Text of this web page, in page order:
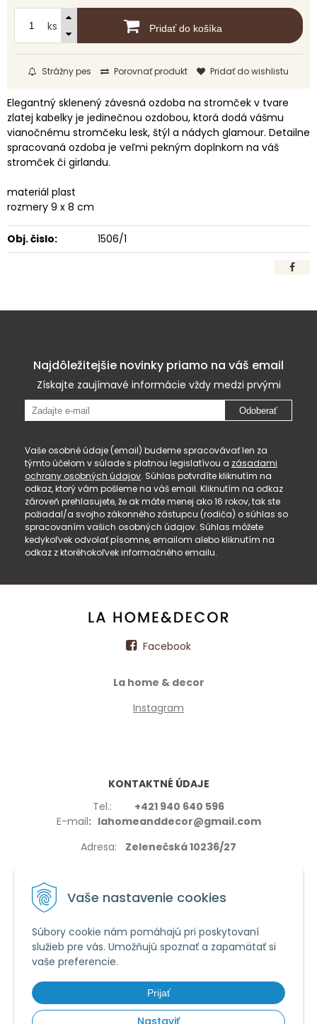
Vaše nastavenie cookies
Súbory cookie nám pomáhajú pri poskytovaní
služieb pre vás. Umožňujú spoznať a zapamätať si
vaše preferencie.
Prijať
Nastaviť
ks Pridať do košíka
Strážny pes Porovnať produkt Pridať do wishlistu
Elegantný sklenený závesná ozdoba na stromček v tvare
zlatej kabelky je jedinečnou ozdobou, ktorá dodá vášmu
vianočnému stromčeku lesk, štýl a nádych glamour. Detailne
spracovaná ozdoba je veľmi pekným doplnkom na váš
stromček či girlandu.
materiál plast
rozmery 9 x 8 cm
Obj. čislo: 1506/1
Najdôležitejšie novinky priamo na váš email
Získajte zaujímavé informácie vždy medzi prvými
Odoberať
Vaše osobné údaje (email) budeme spracovávať len za
týmto účelom v súlade s platnou legislatívou a zásadami
ochrany osobných údajov. Súhlas potvrdíte kliknutím na
odkaz, ktorý vám pošleme na váš email. Kliknutím na odkaz
zároveň prehlasujete, že ak máte menej ako 16 rokov, tak ste
požiadal/a svojho zákonného zástupcu (rodiča) o súhlas so
spracovaním vašich osobných údajov. Súhlas môžete
kedykoľvek odvolať písomne, emailom alebo kliknutím na
odkaz z ktoréhokoľvek informačného emailu.
Facebook
La home & decor
Instagram
KONTAKTNÉ ÚDAJE
Tel.: +421 940 640 596
E-mail: lahomeanddecor@gmail.com
Adresa: Zelenečská 10236/27
VŠETKO O NÁKUPE
Používanie cookies
Obchodné podmienky